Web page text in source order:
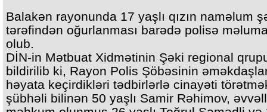
Balakən rayonunda 17 yaşlı qızın naməlum
tərəfindən oğurlanması barədə polisə
olub.
DİN-in Mətbuat Xidmətinin Şəki regional
bildirilib ki, Rayon Polis Şöbəsinin
həyata keçirdikləri tədbirlərlə cinayəti
şübhəli bilinən 50 yaşlı Samir Rəhimov,